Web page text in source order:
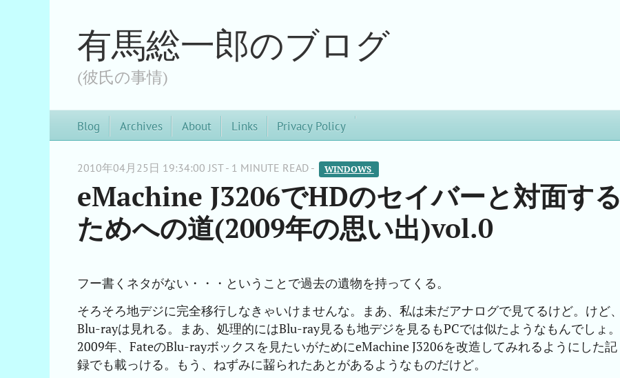
有馬総一郎のブログ
(彼氏の事情)
Blog Archives About Links Privacy Policy
2010年04月25日 19:34:00 JST - 1 MINUTE READ - WINDOWS
eMachine J3206でHDのセイバーと対面する
ためへの道(2009年の思い出)vol.0
フー書くネタがない・・・ということで過去の遺物を持ってくる。
そろそろ地デジに完全移行しなきゃいけませんな。まあ、私は未だアナログで見てるけど。けど、
Blu-rayは見れる。まあ、処理的にはBlu-ray見るも地デジを見るもPCでは似たようなもんでしょ。
2009年、FateのBlu-rayボックスを見たいがためにeMachine J3206を改造してみれるようにした記
録でも載っける。もう、ねずみに齧られたあとがあるようなものだけど。